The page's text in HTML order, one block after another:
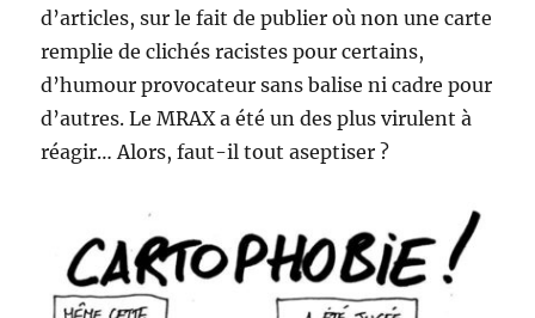
d’articles, sur le fait de publier où non une carte
remplie de clichés racistes pour certains,
d’humour provocateur sans balise ni cadre pour
d’autres. Le MRAX a été un des plus virulent à
réagir… Alors, faut-il tout aseptiser ?